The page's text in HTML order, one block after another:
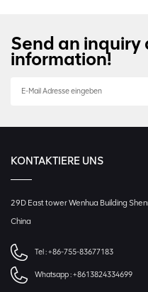
Send an inquiry
information!
KONTAKTIERE UNS
29D East tower Wenhua Building
China
Tel :+86-755-83677183
Whatsapp :+8613824334699